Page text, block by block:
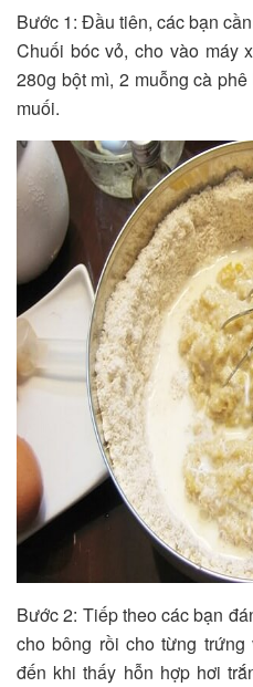
Bước 1: Đầu tiên, các bạn
Chuối bóc vỏ, cho vào máy
280g bột mì, 2 muỗng cà
muối.
Bước 2: Tiếp theo các bạn
cho bông rồi cho từng
đến khi thấy hỗn hợp hơi